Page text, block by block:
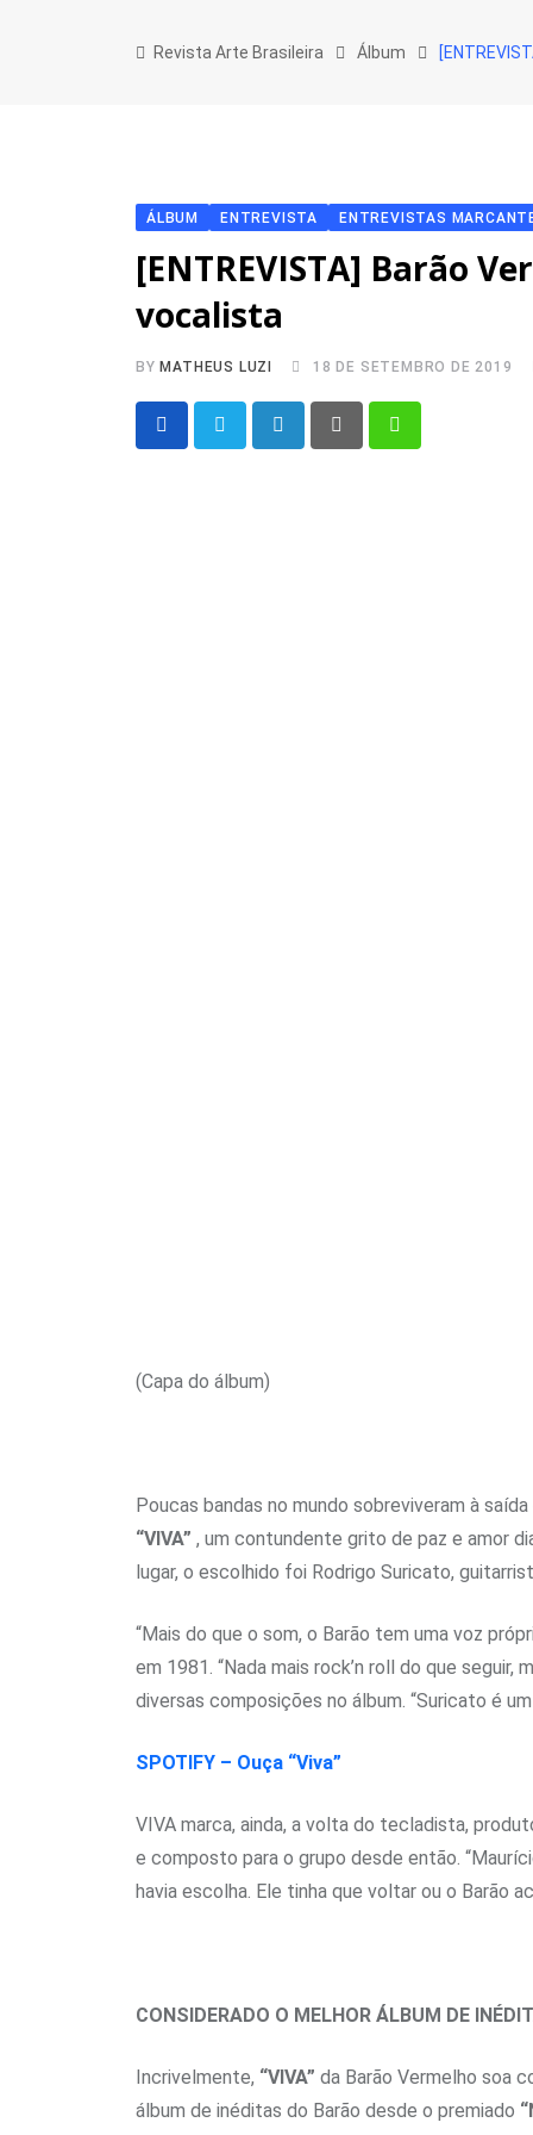
Revista Arte Brasileira Álbum
ÁLBUM ENTREVISTA ENTREVISTAS
[ENTREVISTA] Barão
vocalista
BY MATHEUS LUZI 18 DE SETEMBRO DE 2019
LinkedIn
(Capa do álbum)
Poucas bandas no mundo sobreviveram à
“VIVA” , um contundente grito de paz e amor
lugar, o escolhido foi Rodrigo Suricato,
“Mais do que o som, o Barão tem uma voz
em 1981. “Nada mais rock’n roll do que
diversas composições no álbum. “Suricato é
SPOTIFY – Ouça “Viva”
VIVA marca, ainda, a volta do tecladista,
e composto para o grupo desde então.
havia escolha. Ele tinha que voltar ou o Barão
CONSIDERADO O MELHOR ÁLBUM DE
Incrivelmente, “VIVA” da Barão Vermelho soa
álbum de inéditas do Barão desde o premiado